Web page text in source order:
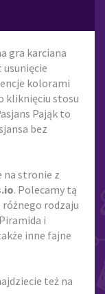
gra karciana
kolorami
kliknięciu stosu
Pająk to
bez
na stronie z
. Polecamy tą
rodzaju
i
inne fajne
też na